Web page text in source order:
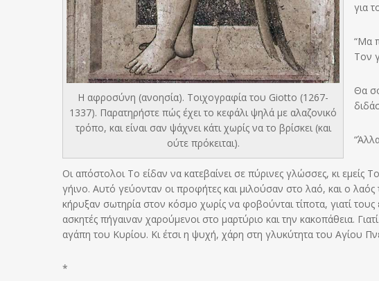
Η αφροσύνη (ανοησία). Τοιχογραφία του Giotto (1267-
1337). Παρατηρήστε πώς έχει το κεφάλι ψηλά με αλαζονικό
τρόπο, και είναι σαν ψάχνει κάτι χωρίς να το βρίσκει (και
ούτε πρόκειται).
για
“Μα
Τον
Θα
Οι απόστολοι Το είδαν να κατεβαίνει σε πύρινες γλώσσες, κι εμείς
γήινο. Αυτό γεύονταν οι προφήτες και μιλούσαν στο λαό, και ο
κήρυξαν σωτηρία στον κόσμο χωρίς να φοβούνται τίποτα, γιατί
ασκητές πήγαιναν χαρούμενοι στο μαρτύριο και την κακοπάθεια.
αγάπη του Κυρίου. Κι έτσι η ψυχή, χάρη στη γλυκύτητα του Αγίου
*